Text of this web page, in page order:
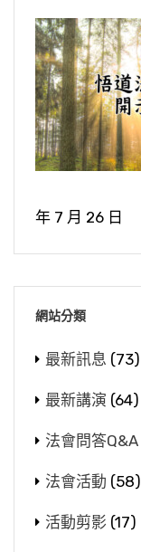
年 7 月 26 日
網站分類
最新訊息 (73)
最新講演 (64)
法會問答Q&A
法會活動 (58)
活動剪影 (17)